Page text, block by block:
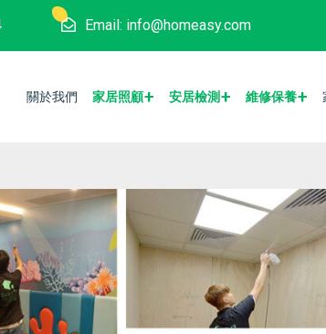
Email: info@homeasy.com
關於我們 家居照顧 安居檢測 維修保養